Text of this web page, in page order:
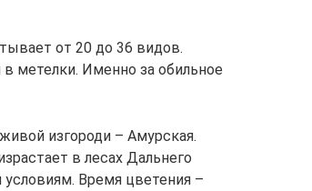
от 20 до 36 видов.
метелки. Именно за обильное
изгороди – Амурская.
в лесах Дальнего
условиям. Время цветения –